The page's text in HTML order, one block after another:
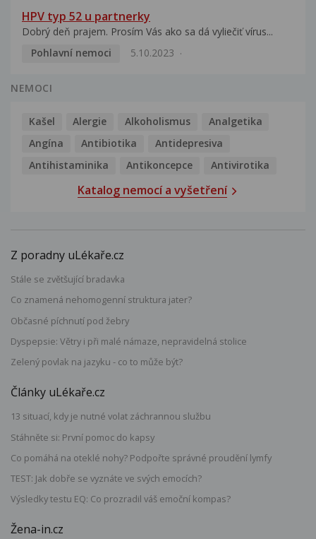
HPV typ 52 u partnerky
Dobrý deň prajem. Prosím Vás ako sa dá vyliečiť vírus...
Pohlavní nemoci
5.10.2023
NEMOCI
Kašel Alergie Alkoholismus
Analgetika
Angína
Antibiotika
Antidepresiva
Antihistaminika
Antikoncepce Antivirotika
Katalog nemocí a vyšetření
Z poradny uLékaře.cz
Stále se zvětšující bradavka
Co znamená nehomogenní struktura jater?
Občasné píchnutí pod žebry
Dyspepsie: Větry i při malé námaze, nepravidelná stolice
Zelený povlak na jazyku - co to může být?
Články uLékaře.cz
13 situací, kdy je nutné volat záchrannou službu
Stáhněte si: První pomoc do kapsy
Co pomáhá na oteklé nohy? Podpořte správné proudění lymfy
TEST: Jak dobře se vyznáte ve svých emocích?
Výsledky testu EQ: Co prozradil váš emoční kompas?
Žena-in.cz